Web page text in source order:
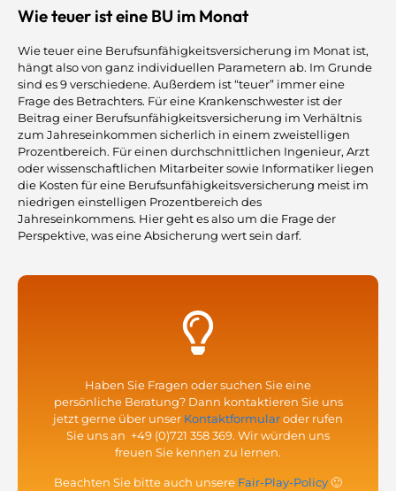
Wie teuer ist eine BU im Monat
Wie teuer eine Berufsunfähigkeitsversicherung im Monat ist,
hängt also von ganz individuellen Parametern ab. Im Grunde
sind es 9 verschiedene. Außerdem ist “teuer” immer eine
Frage des Betrachters. Für eine Krankenschwester ist der
Beitrag einer Berufsunfähigkeitsversicherung im Verhältnis
zum Jahreseinkommen sicherlich in einem zweistelligen
Prozentbereich. Für einen durchschnittlichen Ingenieur, Arzt
oder wissenschaftlichen Mitarbeiter sowie Informatiker liegen
die Kosten für eine Berufsunfähigkeitsversicherung meist im
niedrigen einstelligen Prozentbereich des
Jahreseinkommens. Hier geht es also um die Frage der
Perspektive, was eine Absicherung wert sein darf.
Haben Sie Fragen oder suchen Sie eine
persönliche Beratung? Dann kontaktieren Sie uns
jetzt gerne über unser Kontaktformularoder rufen
Sie uns an +49 (0)721 358 369. Wir würden uns
freuen Sie kennen zu lernen.
Beachten Sie bitte auch unsere Fair-Play-Policy🙂